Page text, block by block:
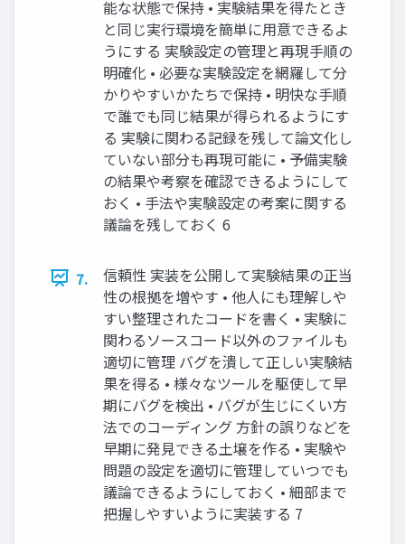
能な状態で保持 • 実験結果を得たとき
と同じ実行環境を簡単に用意できるよ
うにする 実験設定の管理と再現手順の
明確化 • 必要な実験設定を網羅して分
かりやすいかたちで保持 • 明快な手順
で誰でも同じ結果が得られるようにす
る 実験に関わる記録を残して論文化し
ていない部分も再現可能に • 予備実験
の結果や考察を確認できるようにして
おく • 手法や実験設定の考案に関する
議論を残しておく 6
7.
信頼性 実装を公開して実験結果の正当
性の根拠を増やす • 他人にも理解しや
すい整理されたコードを書く • 実験に
関わるソースコード以外のファイルも
適切に管理 バグを潰して正しい実験結
果を得る • 様々なツールを駆使して早
期にバグを検出 • バグが生じにくい方
法でのコーディング 方針の誤りなどを
早期に発見できる土壌を作る • 実験や
問題の設定を適切に管理していつでも
議論できるようにしておく • 細部まで
把握しやすいように実装する 7